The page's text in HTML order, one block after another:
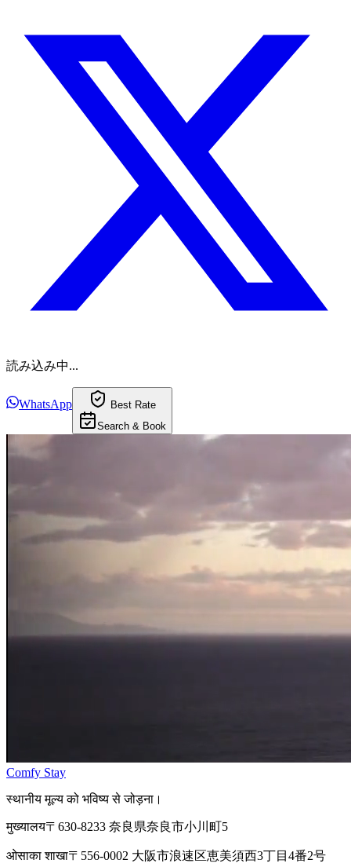
読み込み中...
WhatsApp
Best Rate
Search & Book
Comfy Stay
स्थानीय मूल्य को भविष्य से जोड़ना।
मुख्यालय〒630-8233 奈良県奈良市小川町5
ओसाका शाखा〒556-0002 大阪市浪速区恵美須西3丁目4番2号